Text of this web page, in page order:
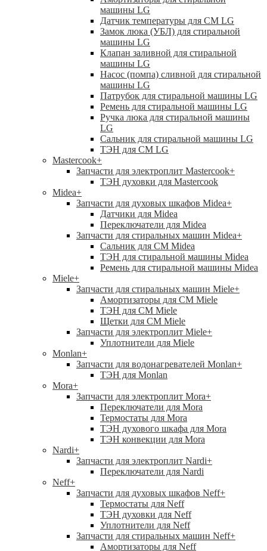
машины LG
Датчик температуры для СМ LG
Замок люка (УБЛ) для стиральной
машины LG
Клапан заливной для стиральной
машины LG
Насос (помпа) сливной для стиральной
машины LG
Патрубок для стиральной машины LG
Ремень для стиральной машины LG
Ручка люка для стиральной машины
LG
Сальник для стиральной машины LG
ТЭН для СМ LG
Mastercook+
Запчасти для электроплит Mastercook+
ТЭН духовки для Mastercook
Midea+
Запчасти для духовых шкафов Midea+
Датчики для Midea
Переключатели для Midea
Запчасти для стиральных машин Midea+
Сальник для СМ Midea
ТЭН для стиральной машины Midea
Ремень для стиральной машины Midea
Miele+
Запчасти для стиральных машин Miele+
Амортизаторы для СМ Miele
ТЭН для СМ Miele
Щетки для СМ Miele
Запчасти для электроплит Miele+
Уплотнители для Miele
Monlan+
Запчасти для водонагревателей Monlan+
ТЭН для Monlan
Mora+
Запчасти для электроплит Mora+
Переключатели для Mora
Термостаты для Mora
ТЭН духового шкафа для Mora
ТЭН конвекции для Mora
Nardi+
Запчасти для электроплит Nardi+
Переключатели для Nardi
Neff+
Запчасти для духовых шкафов Neff+
Термостаты для Neff
ТЭН духовки для Neff
Уплотнители для Neff
Запчасти для стиральных машин Neff+
Амортизаторы для Neff